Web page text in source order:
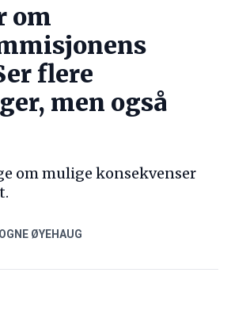
om
flere
men også
om mulige konsekvenser
OGNE ØYEHAUG